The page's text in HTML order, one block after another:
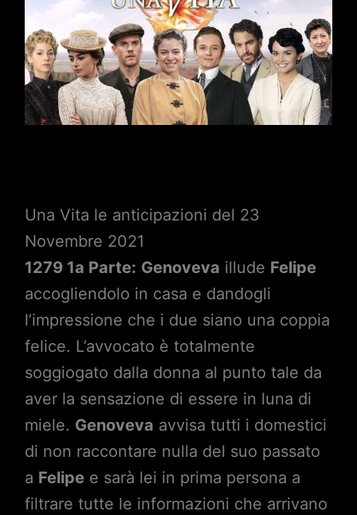
Una Vita le anticipazioni del 23
Novembre 2021
1279 1a Parte: Genoveva illude Felipe
accogliendolo in casa e dandogli
l’impressione che i due siano una coppia
felice. L’avvocato è totalmente
soggiogato dalla donna al punto tale da
aver la sensazione di essere in luna di
miele. Genoveva avvisa tutti i domestici
di non raccontare nulla del suo passato
a Felipe e sarà lei in prima persona a
filtrare tutte le informazioni che arrivano